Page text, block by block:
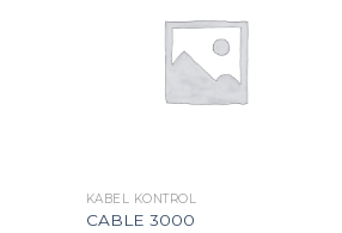
KABEL KONTROL
CABLE 3000